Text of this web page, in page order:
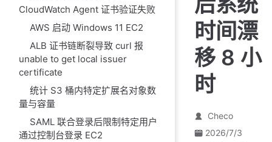
CloudWatch Agent 证书验证失败
AWS 启动 Windows 11 EC2
ALB 证书链断裂导致 curl 报
unable to get local issuer
certificate
统计 S3 桶内特定扩展名对象数
量与容量
SAML 联合登录后限制特定用户
通过控制台登录 EC2
时间漂
移 8 小
时
Checo
2026/7/3